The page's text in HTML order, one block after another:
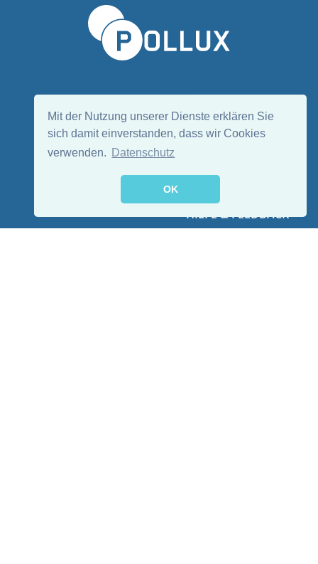
Mit der Nutzung unserer Dienste erklären Sie
sich damit einverstanden, dass wir Cookies
verwenden.
Datenschutz
OK
HILFE & FEEDBACK
EN